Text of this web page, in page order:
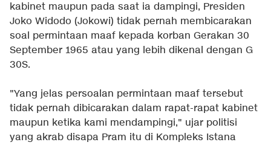
kabinet maupun pada saat ia dampingi, Presiden
Joko Widodo (Jokowi) tidak pernah membicarakan
soal permintaan maaf kepada korban Gerakan 30
September 1965 atau yang lebih dikenal dengan G
30S.
"Yang jelas persoalan permintaan maaf tersebut
tidak pernah dibicarakan dalam rapat-rapat kabinet
maupun ketika kami mendampingi," ujar politisi
yang akrab disapa Pram itu di Kompleks Istana